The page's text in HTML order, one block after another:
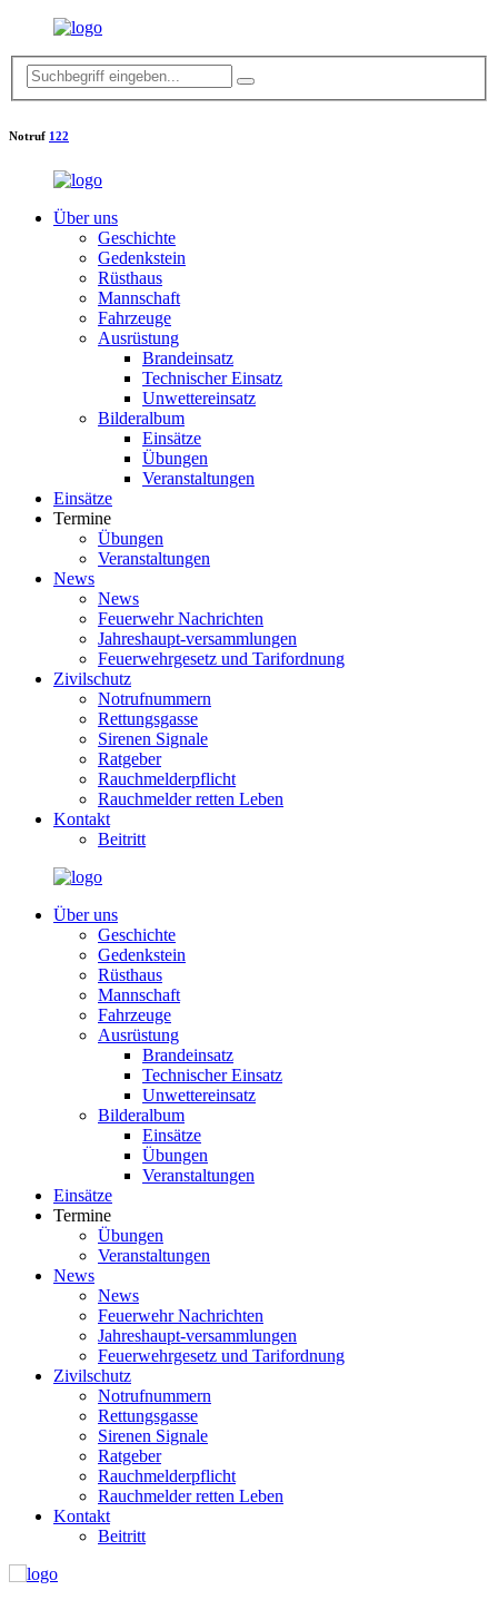
Notruf 122
Über uns
Geschichte
Gedenkstein
Rüsthaus
Mannschaft
Fahrzeuge
Ausrüstung
Brandeinsatz
Technischer Einsatz
Unwettereinsatz
Bilderalbum
Einsätze
Übungen
Veranstaltungen
Einsätze
Termine
Übungen
Veranstaltungen
News
News
Feuerwehr Nachrichten
Jahreshaupt-versammlungen
Feuerwehrgesetz und Tarifordnung
Zivilschutz
Notrufnummern
Rettungsgasse
Sirenen Signale
Ratgeber
Rauchmelderpflicht
Rauchmelder retten Leben
Kontakt
Beitritt
Über uns
Geschichte
Gedenkstein
Rüsthaus
Mannschaft
Fahrzeuge
Ausrüstung
Brandeinsatz
Technischer Einsatz
Unwettereinsatz
Bilderalbum
Einsätze
Übungen
Veranstaltungen
Einsätze
Termine
Übungen
Veranstaltungen
News
News
Feuerwehr Nachrichten
Jahreshaupt-versammlungen
Feuerwehrgesetz und Tarifordnung
Zivilschutz
Notrufnummern
Rettungsgasse
Sirenen Signale
Ratgeber
Rauchmelderpflicht
Rauchmelder retten Leben
Kontakt
Beitritt